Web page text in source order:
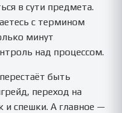
в сути предмета.
с термином
минут
над процессом.
быть
переход на
и спешки. А главное —